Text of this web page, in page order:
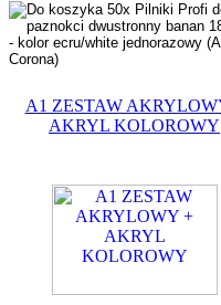
A1 ZESTAW
AKRYL KOLOROWY